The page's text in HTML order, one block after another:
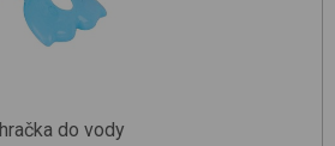
hračka do vody